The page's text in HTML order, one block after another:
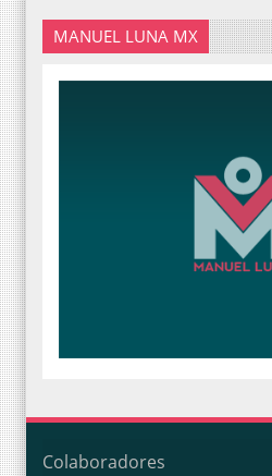
MANUEL LUNA MX
Colaboradores